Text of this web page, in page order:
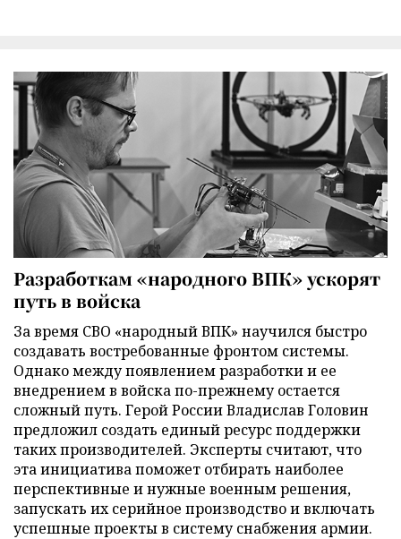
Разработкам «народного ВПК» ускорят
путь в войска
За время СВО «народный ВПК» научился быстро
создавать востребованные фронтом системы.
Однако между появлением разработки и ее
внедрением в войска по-прежнему остается
сложный путь. Герой России Владислав Головин
предложил создать единый ресурс поддержки
таких производителей. Эксперты считают, что
эта инициатива поможет отбирать наиболее
перспективные и нужные военным решения,
запускать их серийное производство и включать
успешные проекты в систему снабжения армии.